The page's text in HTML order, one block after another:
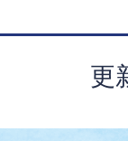
更